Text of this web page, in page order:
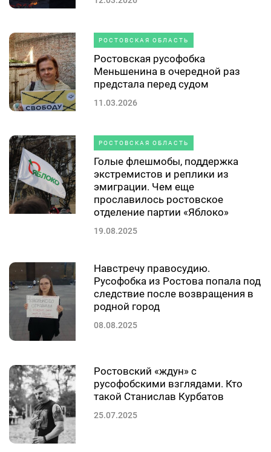
РОСТОВСКАЯ ОБЛАСТЬ
Ростовская русофобка
Меньшенина в очередной раз
предстала перед судом
11.03.2026
РОСТОВСКАЯ ОБЛАСТЬ
Голые флешмобы, поддержка
экстремистов и реплики из
эмиграции. Чем еще
прославилось ростовское
отделение партии «Яблоко»
19.08.2025
Навстречу правосудию.
Русофобка из Ростова попала под
следствие после возвращения в
родной город
08.08.2025
Ростовский «ждун» с
русофобскими взглядами. Кто
такой Станислав Курбатов
25.07.2025